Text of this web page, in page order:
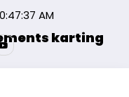
AM
karting
de Karting des